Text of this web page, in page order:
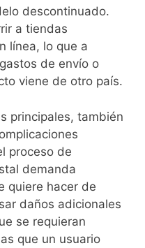
descontinuado.
a tiendas
línea, lo que a
de envío o
viene de otro país.
principales, también
proceso de
demanda
quiere hacer de
daños adicionales
se requieran
que un usuario